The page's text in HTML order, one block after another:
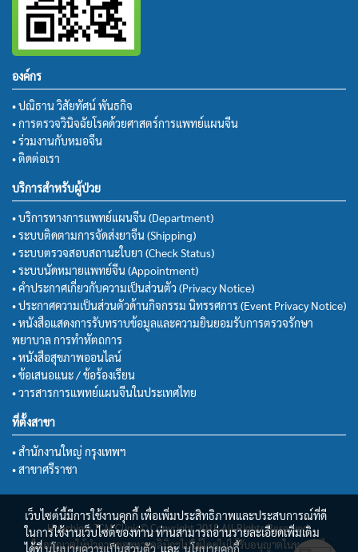
องค์กร
• ปณิธาน วิสัยทัศน์ พันธกิจ
• การตรวจวินิจฉัยโรคด้วยศาสตร์การแพทย์แผนจีน
• ร่วมงานกับหมอจีน
• ติดต่อเรา
บริการสำหรับผู้ป่วย
• บริการทางการแพทย์แผนจีน (Department)
• ระบบติดตามการจัดส่งยาจีน (Shipping)
• ระบบตรวจสอบสถานะใบยา (Check Status)
• ระบบนัดหมายแพทย์จีน (Appointment)
• คำประกาศเกี่ยวกับความเป็นส่วนตัว (Privacy Notice)
• ประกาศความเป็นส่วนตัวด้านกิจกรรม นิทรรศการ (Event Privacy Notice)
• หนังสือแสดงการรับทราบข้อมูลและความยินยอมรับการตรวจรักษา
พยาบาล การทำหัตถการ
• หนังสือสุขภาพออนไลน์
• ข้อเสนอแนะ / ข้อร้องเรียน
• วารสารการแพทย์แผนจีนในประเทศไทย
ที่ตั้งสาขา
• สำนักงานใหญ่ กรุงเทพฯ
• สาขาศรีราชา
Huachiew TCM Clinic© Copyright 2018 All Rights Reserved.
ไม่อนุญาตให้นำภาพของทางคลินิกฯไปใช้โดยไม่ได้รับอนุญาตในทุกกรณี
เว็บไซต์นี้มีการใช้งานคุกกี้ เพื่อเพิ่มประสิทธิภาพและประสบการณ์ที่ดี
ในการใช้งานเว็บไซต์ของท่าน ท่านสามารถอ่านรายละเอียดเพิ่มเติม
ได้ที่นโยบายความเป็นส่วนตัวและนโยบายคุกกี้